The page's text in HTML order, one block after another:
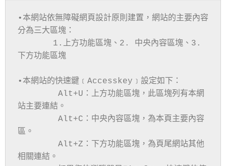
•本網站依無障礙網頁設計原則建置，網站的主要內容
分為三大區塊：
下方功能區塊
•本網站的快速鍵﹝Accesskey﹞設定如下：
站主要連結。
區。
相關連結。